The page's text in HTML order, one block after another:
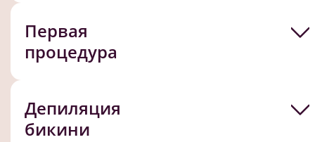
Первая
процедура
Депиляция
бикини